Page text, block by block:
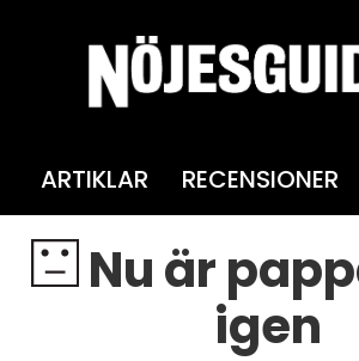
ARTIKLAR RECENSIONER
Nu är
igen